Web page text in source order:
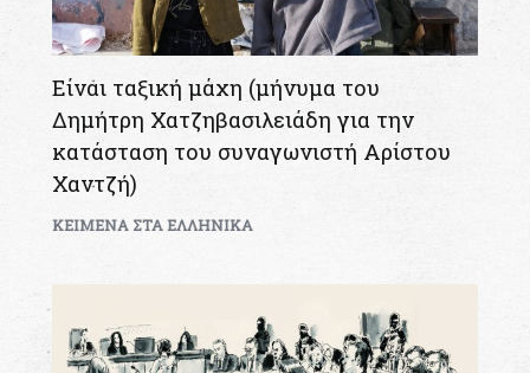
Είναι ταξική μάχη (μήνυμα του
Δημήτρη Χατζηβασιλειάδη για την
κατάσταση του συναγωνιστή Αρίστου
Χαντζή)
KEIMENA ΣΤΑ ΕΛΛΗΝΙΚΑ